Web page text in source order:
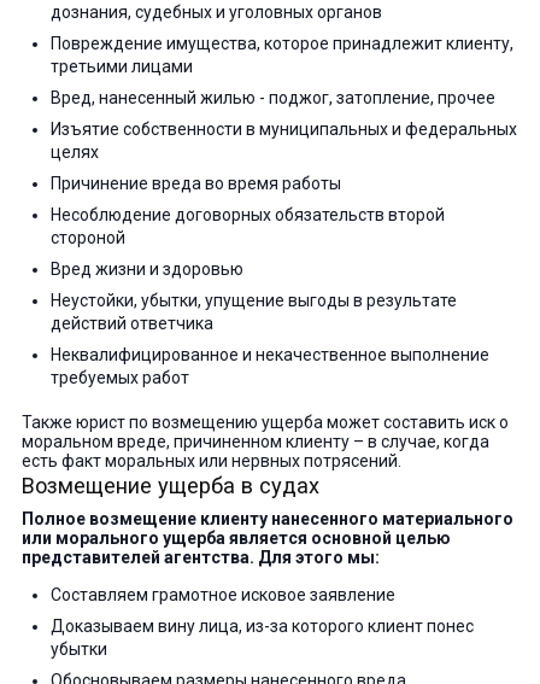
дознания, судебных и уголовных органов
Повреждение имущества, которое принадлежит клиенту,
третьими лицами
Вред, нанесенный жилью - поджог, затопление, прочее
Изъятие собственности в муниципальных и федеральных
целях
Причинение вреда во время работы
Несоблюдение договорных обязательств второй
стороной
Вред жизни и здоровью
Неустойки, убытки, упущение выгоды в результате
действий ответчика
Неквалифицированное и некачественное выполнение
требуемых работ
Также юрист по возмещению ущерба может составить иск о
моральном вреде, причиненном клиенту – в случае, когда
есть факт моральных или нервных потрясений.
Возмещение ущерба в судах
Полное возмещение клиенту нанесенного материального
или морального ущерба является основной целью
представителей агентства. Для этого мы:
Составляем грамотное исковое заявление
Доказываем вину лица, из-за которого клиент понес
убытки